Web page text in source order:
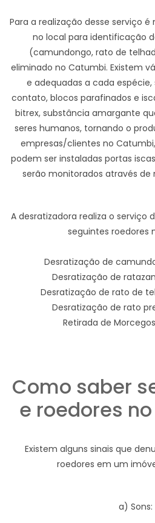
Para a realização desse serviço
no local para identificação
(camundongo, rato de
eliminado no Catumbi. Existem
e adequadas a cada
contato, blocos parafinados e
bitrex, substância amargante
seres humanos, tornando o
empresas/clientes no
podem ser instaladas portas
serão monitorados através
A desratizadora realiza o serviço
seguintes roedores
Desratização de
Desratização de
Desratização de rato de
Desratização de rato
Retirada de
Como saber
e roedores
Existem alguns sinais que
roedores em um
a) Sons: